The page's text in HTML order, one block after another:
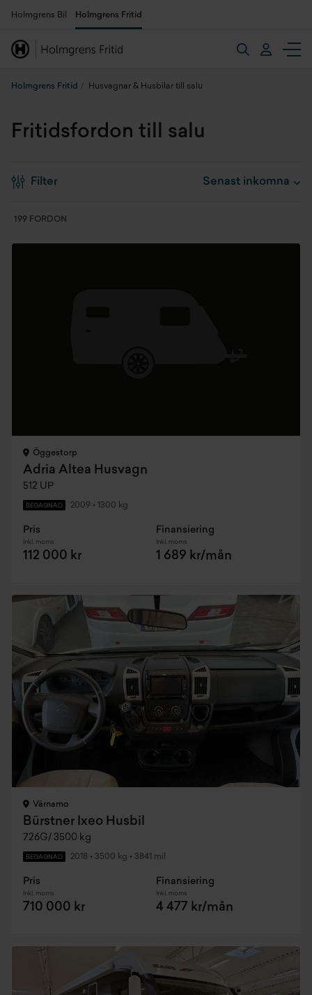
Holmgrens Bil Holmgrens Fritid
Holmgrens Fritid Husvagnar & Husbilar till salu
Fritidsfordon till salu
Filter
199 FORDON
Öggestorp
Adria Altea Husvagn
512 UP
BEGAGNAD 2009 • 1300 kg
Pris
Inkl. moms
112 000 kr
Finansiering
Inkl. moms
1 689 kr/mån
Värnamo
Bürstner Ixeo Husbil
726G/ 3500 kg
BEGAGNAD 2018 • 3500 kg • 3841 mil
Pris
Inkl. moms
710 000 kr
Finansiering
Inkl. moms
4 477 kr/mån